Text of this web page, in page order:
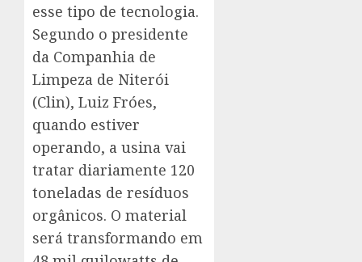
esse tipo de tecnologia.
Segundo o presidente
da Companhia de
Limpeza de Niterói
(Clin), Luiz Fróes,
quando estiver
operando, a usina vai
tratar diariamente 120
toneladas de resíduos
orgânicos. O material
será transformando em